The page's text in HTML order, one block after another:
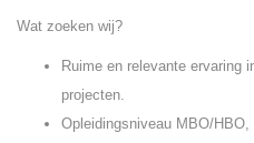
Wat zoeken wij?
Ruime en relevante ervaring
projecten.
Opleidingsniveau MBO/